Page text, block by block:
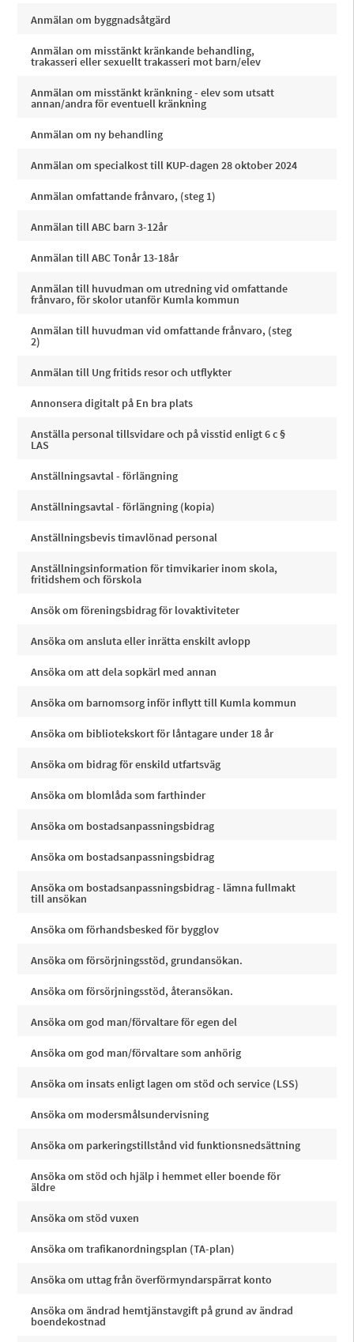
Anmälan om byggnadsåtgärd
Anmälan om misstänkt kränkande behandling,
trakasseri eller sexuellt trakasseri mot barn/elev
Anmälan om misstänkt kränkning - elev som utsatt
annan/andra för eventuell kränkning
Anmälan om ny behandling
Anmälan om specialkost till KUP-dagen 28 oktober 2024
Anmälan omfattande frånvaro, (steg 1)
Anmälan till ABC barn 3-12år
Anmälan till ABC Tonår 13-18år
Anmälan till huvudman om utredning vid omfattande
frånvaro, för skolor utanför Kumla kommun
Anmälan till huvudman vid omfattande frånvaro, (steg
2)
Anmälan till Ung fritids resor och utflykter
Annonsera digitalt på En bra plats
Anställa personal tillsvidare och på visstid enligt 6 c §
LAS
Anställningsavtal - förlängning
Anställningsavtal - förlängning (kopia)
Anställningsbevis timavlönad personal
Anställningsinformation för timvikarier inom skola,
fritidshem och förskola
Ansök om föreningsbidrag för lovaktiviteter
Ansöka om ansluta eller inrätta enskilt avlopp
Ansöka om att dela sopkärl med annan
Ansöka om barnomsorg inför inflytt till Kumla kommun
Ansöka om bibliotekskort för låntagare under 18 år
Ansöka om bidrag för enskild utfartsväg
Ansöka om blomlåda som farthinder
Ansöka om bostadsanpassningsbidrag
Ansöka om bostadsanpassningsbidrag
Ansöka om bostadsanpassningsbidrag - lämna fullmakt
till ansökan
Ansöka om förhandsbesked för bygglov
Ansöka om försörjningsstöd, grundansökan.
Ansöka om försörjningsstöd, återansökan.
Ansöka om god man/förvaltare för egen del
Ansöka om god man/förvaltare som anhörig
Ansöka om insats enligt lagen om stöd och service (LSS)
Ansöka om modersmålsundervisning
Ansöka om parkeringstillstånd vid funktionsnedsättning
Ansöka om stöd och hjälp i hemmet eller boende för
äldre
Ansöka om stöd vuxen
Ansöka om trafikanordningsplan (TA-plan)
Ansöka om uttag från överförmyndarspärrat konto
Ansöka om ändrad hemtjänstavgift på grund av ändrad
boendekostnad